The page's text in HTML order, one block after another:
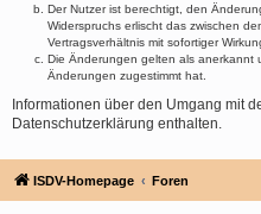
Der Nutzer ist berechtigt, den
Widerspruchs erlischt das zwischen
Vertragsverhältnis mit sofortiger
Die Änderungen gelten als anerkannt
Änderungen zugestimmt hat.
Informationen über den Umgang mit
Datenschutzerklärung enthalten.
ISDV-Homepage Foren